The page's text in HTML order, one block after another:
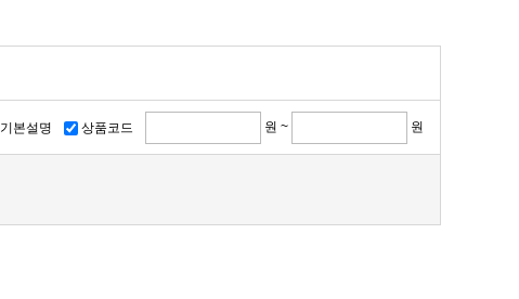
기본설명 상품코드 원 ~ 원